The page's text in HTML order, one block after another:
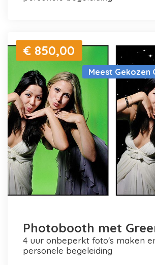
Meest Gekozen
€ 850,00
Photobooth met
4 uur onbeperkt foto's maken en printen +
personele begeleiding